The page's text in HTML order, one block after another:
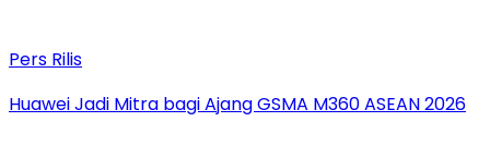
Pers Rilis
Huawei Jadi Mitra bagi Ajang GSMA M360 ASEAN 2026